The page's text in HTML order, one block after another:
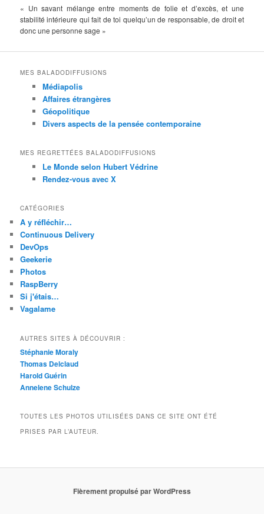
« Un savant mélange entre moments de folie et d’excès, et une
stabilité intérieure qui fait de toi quelqu’un de responsable, de droit et
donc une personne sage »
MES BALADODIFFUSIONS
Médiapolis
Affaires étrangères
Géopolitique
Divers aspects de la pensée contemporaine
MES REGRETTÉES BALADODIFFUSIONS
Le Monde selon Hubert Védrine
Rendez-vous avec X
CATÉGORIES
A y réfléchir…
Continuous Delivery
DevOps
Geekerie
Photos
RaspBerry
Si j'étais…
Vagalame
AUTRES SITES À DÉCOUVRIR :
Stéphanie Moraly
Thomas Delclaud
Harold Guérin
Annelene Schulze
TOUTES LES PHOTOS UTILISÉES DANS CE SITE ONT ÉTÉ
PRISES PAR L’AUTEUR.
Fièrement propulsé par WordPress